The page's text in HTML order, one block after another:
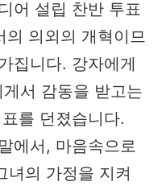
어 설립 찬반 투표
의 의외의 개혁이므
집니다. 강자에게
서 감동을 받고는
를 던졌습니다.
에서, 마음속으로
녀의 가정을 지켜